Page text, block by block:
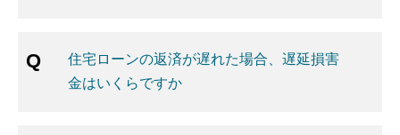
住宅ローンの返済が遅れた場合、遅延損害
金はいくらですか